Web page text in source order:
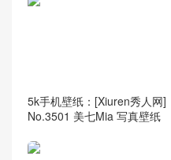
5k手机壁纸：[Xiuren秀人网]
No.3501 美七Mia 写真壁纸